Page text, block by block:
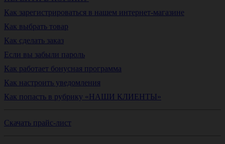
Как зарегистрироваться в нашем интернет-магазине
Как выбрать товар
Как сделать заказ
Если вы забыли пароль
Как работает бонусная программа
Как настроить уведомления
Как попасть в рубрику «НАШИ КЛИЕНТЫ»
Скачать прайс-лист